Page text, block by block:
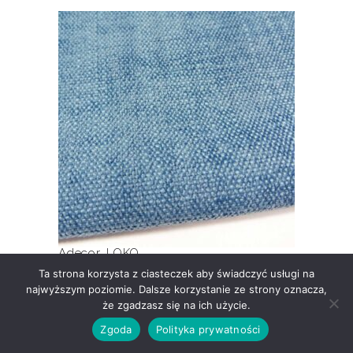
LOKO
Ten
produkt
ma
wiele
wariantów.
Opcje
można
wybrać
na
stronie
produktu
Adecor,LOKO
Ten
Ta strona korzysta z ciasteczek aby świadczyć usługi na
najwyższym poziomie. Dalsze korzystanie ze strony oznacza,
że zgadzasz się na ich użycie.
Zgoda
Polityka prywatności